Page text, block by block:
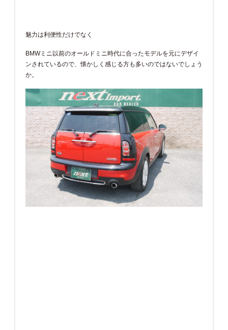
魅力は利便性だけでなく
BMWミニ以前のオールドミニ時代に合ったモデルを元にデザイ
ンされているので、懐かしく感じる方も多いのではないでしょう
か。